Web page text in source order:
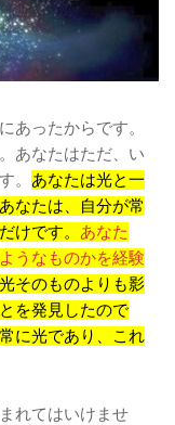
あったからです。
あなたはただ、い
。 あなたは光と一
なたは、自分が常
けです。 あなた
うなものかを経験
そのものよりも影
を発見したので
に光であり、これ
れてはいけませ